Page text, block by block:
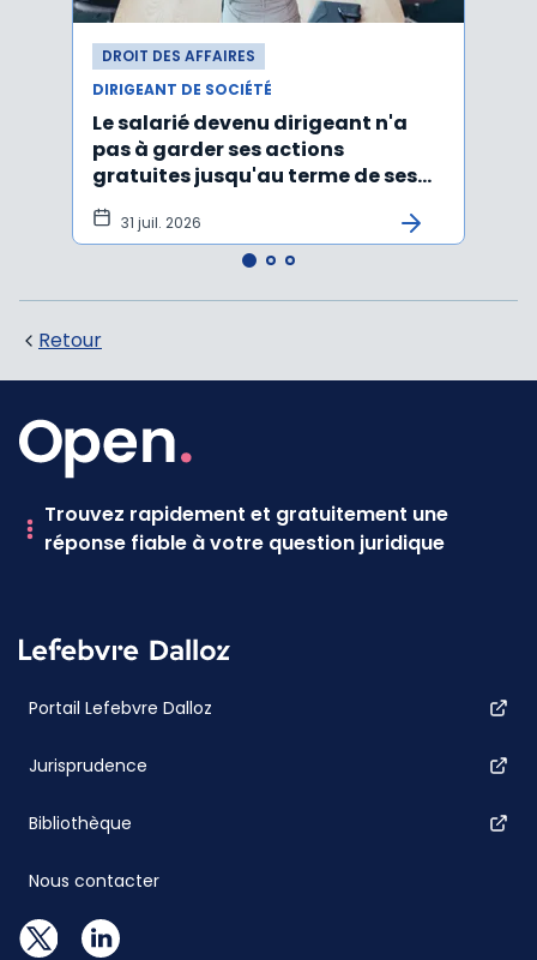
DROIT DES AFFAIRES
DIRIGEANT DE SOCIÉTÉ
Le salarié devenu dirigeant n'a
pas à garder ses actions
gratuites jusqu'au terme de ses
fonctions
31 juil. 2026
Retour
Trouvez rapidement et gratuitement une
réponse fiable à votre question juridique
Portail Lefebvre Dalloz
Jurisprudence
Bibliothèque
Nous contacter